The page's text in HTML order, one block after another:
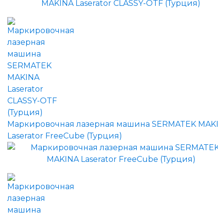
Маркировочная лазерная машина SERMATEK
Laserator FreeCube (Турция)